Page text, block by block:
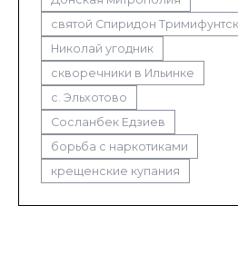
святой Спиридон
Николай угодник
скворечники в Ильинке
с. Эльхотово
Сосланбек Едзиев
борьба с наркотиками
крещенские купания